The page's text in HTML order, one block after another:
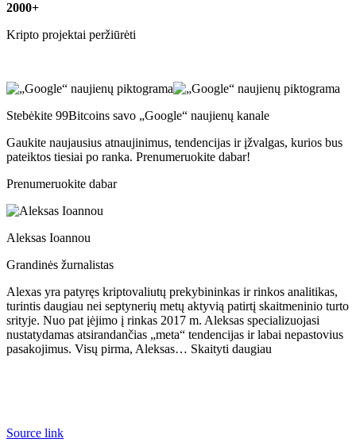
2000+
Kripto projektai peržiūrėti
Stebėkite 99Bitcoins savo „Google“ naujienų kanale
Gaukite naujausius atnaujinimus, tendencijas ir įžvalgas, kurios bus
pateiktos tiesiai po ranka. Prenumeruokite dabar!
Prenumeruokite dabar
Aleksas Ioannou
Grandinės žurnalistas
Alexas yra patyręs kriptovaliutų prekybininkas ir rinkos analitikas,
turintis daugiau nei septynerių metų aktyvią patirtį skaitmeninio turto
srityje. Nuo pat įėjimo į rinkas 2017 m. Aleksas specializuojasi
nustatydamas atsirandančias „meta“ tendencijas ir labai nepastovius
pasakojimus. Visų pirma, Aleksas… Skaityti daugiau
Source link